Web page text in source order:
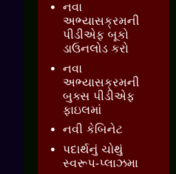
નવા
અભ્યાસક્રમની
પીડીએફ બૂકો
ડાઉનલોડ કરો
નવા
અભ્યાસક્રમની
બુક્સ પીડીએફ
ફાઇલમાં
નવી કેબિનેટ
પદાર્થનું ચોથું
સ્વરૂપ-પ્લાઝમા